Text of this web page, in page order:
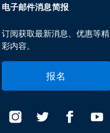
电子邮件消息简报
订阅获取最新消息、优惠等精
彩内容。
报名